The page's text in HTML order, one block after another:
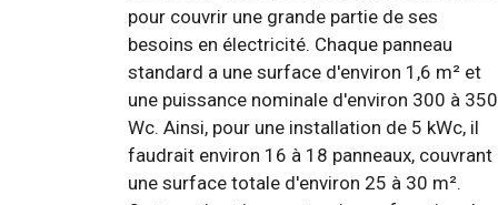
pour couvrir une grande partie de ses
besoins en électricité. Chaque panneau
standard a une surface d'environ 1,6 m² et
une puissance nominale d'environ 300 à 350
Wc. Ainsi, pour une installation de 5 kWc, il
faudrait environ 16 à 18 panneaux, couvrant
une surface totale d'environ 25 à 30 m².